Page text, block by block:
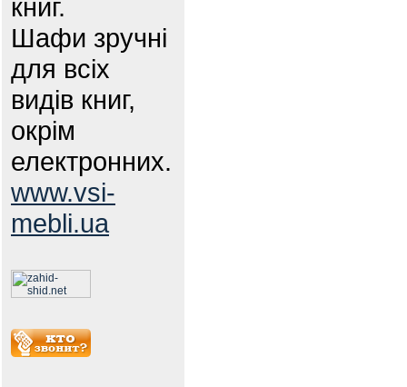
книг.
Шафи зручні
для всіх
видів книг,
окрім
електронних.
www.vsi-
mebli.ua